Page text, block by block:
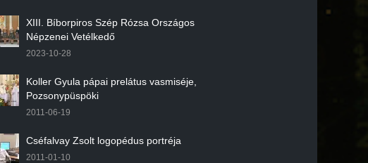
XIII. Bíborpiros Szép Rózsa Országos
Népzenei Vetélkedő
2023-10-28
Koller Gyula pápai prelátus vasmiséje,
Pozsonypüspöki
2011-06-19
Cséfalvay Zsolt logopédus portréja
2011-01-10